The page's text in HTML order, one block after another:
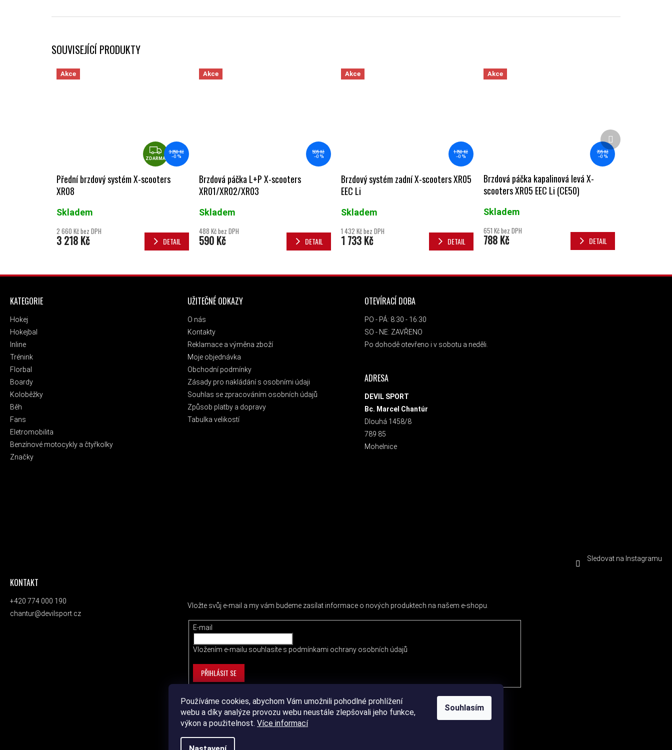
Používáme cookies, abychom Vám umožnili pohodlné prohlížení
webu a díky analýze provozu webu neustále zlepšovali jeho funkce,
výkon a použitelnost. Více informací
Souhlasím
SOUVISEJÍCÍ PRODUKTY
Akce
ZDARMA
ZDARMA
3 250 Kč
–0 %
Přední brzdový systém X-scooters
XR08
Skladem
2 660 Kč bez DPH
3 218 Kč DETAIL
Akce
595 Kč
–0 %
Brzdová páčka L+P X-scooters
XR01/XR02/XR03
Skladem
488 Kč bez DPH
590 Kč DETAIL
Akce
1 750 Kč
–0 %
Brzdový systém zadní X-scooters XR05
EEC Li
Skladem
1 432 Kč bez DPH
1 733 Kč DETAIL
Akce
795 Kč
–0 %
Brzdová páčka kapalinová levá X-
scooters XR05 EEC Li (CE50)
Skladem
651 Kč bez DPH
788 Kč DETAIL
Další produkt
ZÁPATÍ
KATEGORIE
Hokej
Hokejbal
Inline
Trénink
Florbal
Boardy
Koloběžky
Běh
Fans
Eletromobilita
Benzínové motocykly a čtyřkolky
Značky
UŽITEČNÉ ODKAZY
O nás
Kontakty
Reklamace a výměna zboží
Moje objednávka
Obchodní podmínky
Zásady pro nakládání s osobními údaji
Souhlas se zpracováním osobních údajů
Způsob platby a dopravy
Tabulka velikostí
OTEVÍRACÍ DOBA
PO - PÁ: 8:30 - 16:30
SO - NE: ZAVŘENO
Po dohodě otevřeno i v sobotu a neděli.
ADRESA
DEVIL SPORT
Bc. Marcel Chantúr
Dlouhá 1458/8
789 85
Mohelnice
Sledovat na Instagramu
KONTAKT
+420 774 000 190
chantur@devilsport.cz
Vložte svůj e-mail a my vám budeme zasílat informace o nových produktech na našem e-shopu.
E-mail
Vložením e-mailu souhlasíte s podmínkami ochrany osobních údajů
PŘIHLÁSIT SE